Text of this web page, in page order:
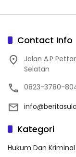
Contact Info
Jalan A.P
Selatan
0823-3780-
Kategori
Hukum Dan Kriminal